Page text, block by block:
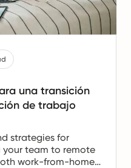
una transición
de trabajo
strategies for
your team to remote
work-from-home